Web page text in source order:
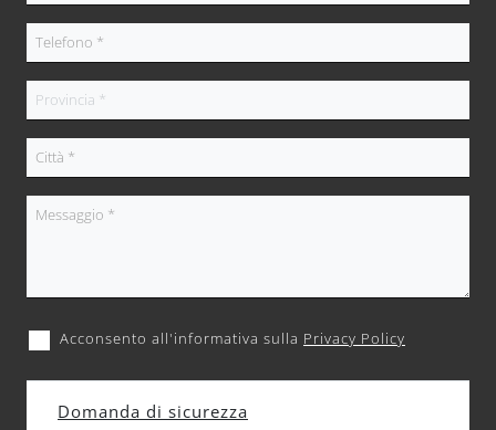
Acconsento all'informativa sulla Privacy Policy
Domanda di sicurezza